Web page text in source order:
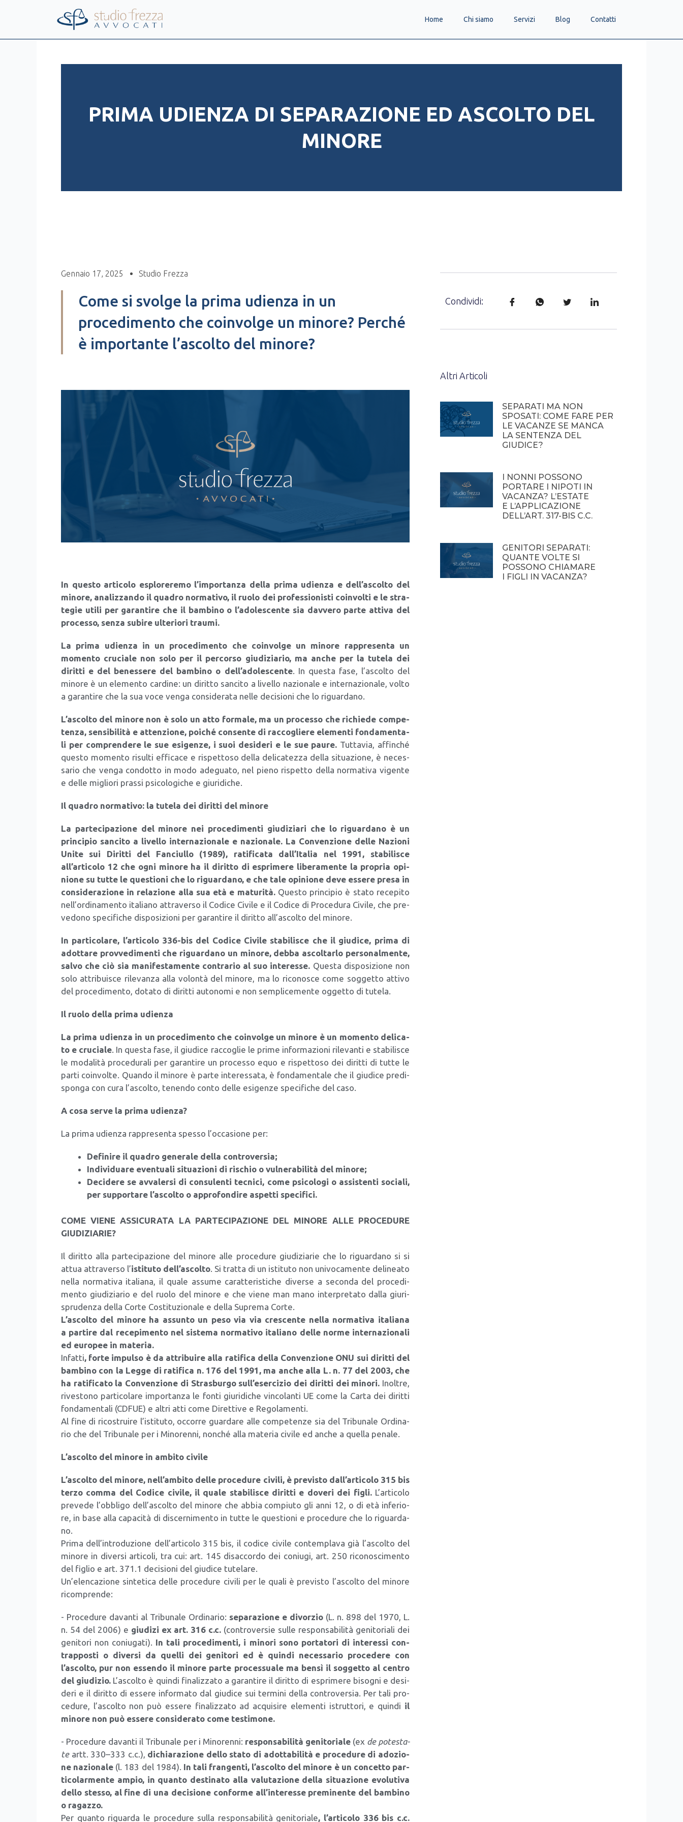
Home Chi siamo Servizi Blog Contatti
PRIMA UDIENZA DI SEPARAZIONE ED ASCOLTO DEL
MINORE
Gennaio 17, 2025 Studio Frezza
Come si svolge la prima udienza in un
procedimento che coinvolge un minore? Perché
è importante l’ascolto del minore?
In que­sto arti­co­lo esplo­re­re­mo l’im­por­tan­za del­la pri­ma udien­za e dell’ascolto del
mino­re, ana­liz­zan­do il qua­dro nor­ma­ti­vo, il ruo­lo dei pro­fes­sio­ni­sti coin­vol­ti e le stra­
te­gie uti­li per garan­ti­re che il bam­bi­no o l’adolescente sia dav­ve­ro par­te atti­va del
pro­ces­so, sen­za subi­re ulte­rio­ri trau­mi.
La pri­ma udien­za in un pro­ce­di­men­to che coin­vol­ge un mino­re rap­pre­sen­ta un
momen­to cru­cia­le non solo per il per­cor­so giu­di­zia­rio, ma anche per la tute­la dei
dirit­ti e del benes­se­re del bam­bi­no o del­l’a­do­le­scen­te. In que­sta fase, l’ascolto del
mino­re è un ele­men­to car­di­ne: un dirit­to san­ci­to a livel­lo nazio­na­le e inter­na­zio­na­le, vol­to
a garan­ti­re che la sua voce ven­ga con­si­de­ra­ta nel­le deci­sio­ni che lo riguar­da­no.
L’a­scol­to del mino­re non è solo un atto for­ma­le, ma un pro­ces­so che richie­de com­pe­
ten­za, sen­si­bi­li­tà e atten­zio­ne, poi­ché con­sen­te di rac­co­glie­re ele­men­ti fon­da­men­ta­
li per com­pren­de­re le sue esi­gen­ze, i suoi desi­de­ri e le sue pau­re. Tut­ta­via, affin­ché
que­sto momen­to risul­ti effi­ca­ce e rispet­to­so del­la deli­ca­tez­za del­la situa­zio­ne, è neces­
sa­rio che ven­ga con­dot­to in modo ade­gua­to, nel pie­no rispet­to del­la nor­ma­ti­va vigen­te
e del­le miglio­ri pras­si psi­co­lo­gi­che e giu­ri­di­che.
Il qua­dro nor­ma­ti­vo: la tute­la dei dirit­ti del mino­re
La par­te­ci­pa­zio­ne del mino­re nei pro­ce­di­men­ti giu­di­zia­ri che lo riguar­da­no è un
prin­ci­pio san­ci­to a livel­lo inter­na­zio­na­le e nazio­na­le. La Con­ven­zio­ne del­le Nazio­ni
Uni­te sui Dirit­ti del Fan­ciul­lo (1989), rati­fi­ca­ta dall’Italia nel 1991, sta­bi­li­sce
all’articolo 12 che ogni mino­re ha il dirit­to di espri­me­re libe­ra­men­te la pro­pria opi­
nio­ne su tut­te le que­stio­ni che lo riguar­da­no, e che tale opi­nio­ne deve esse­re pre­sa in
con­si­de­ra­zio­ne in rela­zio­ne alla sua età e matu­ri­tà.Que­sto prin­ci­pio è sta­to rece­pi­to
nell’ordinamento ita­lia­no attra­ver­so il Codi­ce Civi­le e il Codi­ce di Pro­ce­du­ra Civi­le, che pre­
ve­do­no spe­ci­fi­che dispo­si­zio­ni per garan­ti­re il dirit­to all’ascolto del mino­re.
In par­ti­co­la­re, l’articolo 336-bis del Codi­ce Civi­le sta­bi­li­sce che il giu­di­ce, pri­ma di
adot­ta­re prov­ve­di­men­ti che riguar­da­no un mino­re, deb­ba ascol­tar­lo per­so­nal­men­te,
sal­vo che ciò sia mani­fe­sta­men­te con­tra­rio al suo inte­res­se. Que­sta dispo­si­zio­ne non
solo attri­bui­sce rile­van­za alla volon­tà del mino­re, ma lo rico­no­sce come sog­get­to atti­vo
del pro­ce­di­men­to, dota­to di dirit­ti auto­no­mi e non sem­pli­ce­men­te ogget­to di tute­la.
Il ruo­lo del­la pri­ma udien­za
La pri­ma udien­za in un pro­ce­di­men­to che coin­vol­ge un mino­re è un momen­to deli­ca­
to e cru­cia­le. In que­sta fase, il giu­di­ce rac­co­glie le pri­me infor­ma­zio­ni rile­van­ti e sta­bi­li­sce
le moda­li­tà pro­ce­du­ra­li per garan­ti­re un pro­ces­so equo e rispet­to­so dei dirit­ti di tut­te le
par­ti coin­vol­te. Quan­do il mino­re è par­te inte­res­sa­ta, è fon­da­men­ta­le che il giu­di­ce pre­di­
spon­ga con cura l’ascolto, tenen­do con­to del­le esi­gen­ze spe­ci­fi­che del caso.
A cosa ser­ve la pri­ma udien­za?
La pri­ma udien­za rap­pre­sen­ta spes­so l’occasione per:
Defi­ni­re il qua­dro gene­ra­le del­la con­tro­ver­sia;
Indi­vi­dua­re even­tua­li situa­zio­ni di rischio o vul­ne­ra­bi­li­tà del mino­re;
Deci­de­re se avva­ler­si di con­su­len­ti tec­ni­ci, come psi­co­lo­gi o assi­sten­ti socia­li,
per sup­por­ta­re l’ascolto o appro­fon­di­re aspet­ti spe­ci­fi­ci.
COME VIENE ASSICURATA LA PARTECIPAZIONE DEL MINORE ALLE PROCEDURE
GIUDIZIARIE?
Il dirit­to alla par­te­ci­pa­zio­ne del mino­re alle pro­ce­du­re giu­di­zia­rie che lo riguar­da­no si si
attua attra­ver­so l’isti­tu­to dell’ascolto . Si trat­ta di un isti­tu­to non uni­vo­ca­men­te deli­nea­to
nel­la nor­ma­ti­va ita­lia­na, il qua­le assu­me carat­te­ri­sti­che diver­se a secon­da del pro­ce­di­
men­to giu­di­zia­rio e del ruo­lo del mino­re e che vie­ne man mano inter­pre­ta­to dal­la giu­ri­
spru­den­za del­la Cor­te Costi­tu­zio­na­le e del­la Supre­ma Cor­te.
L’ascolto del mino­re ha assun­to un peso via via cre­scen­te nel­la nor­ma­ti­va ita­lia­na
a par­ti­re dal rece­pi­men­to nel siste­ma nor­ma­ti­vo ita­lia­no del­le nor­me inter­na­zio­na­li
ed euro­pee in mate­ria.
Infat­ti, for­te impul­so è da attri­bui­re alla rati­fi­ca del­la Con­ven­zio­ne ONU sui dirit­ti del
bam­bi­no con la Leg­ge di rati­fi­ca n. 176 del 1991, ma anche alla L. n. 77 del 2003, che
ha rati­fi­ca­to la Con­ven­zio­ne di Stra­sbur­go sull’esercizio dei dirit­ti dei mino­ri. Inol­tre,
rive­sto­no par­ti­co­la­re impor­tan­za le fon­ti giu­ri­di­che vin­co­lan­ti UE come la Car­ta dei dirit­ti
fon­da­men­ta­li (CDFUE) e altri atti come Diret­ti­ve e Rego­la­men­ti.
Al fine di rico­strui­re l’istituto, occor­re guar­da­re alle com­pe­ten­ze sia del Tri­bu­na­le Ordi­na­
rio che del Tri­bu­na­le per i Mino­ren­ni, non­ché alla mate­ria civi­le ed anche a quel­la pena­le.
L’ascolto del mino­re in ambi­to civi­le
L’ascolto del mino­re, nell’ambito del­le pro­ce­du­re civi­li, è pre­vi­sto dall’articolo 315 bis
ter­zo com­ma del Codi­ce civi­le, il qua­le sta­bi­li­sce dirit­ti e dove­ri dei figli. L’articolo
pre­ve­de l’obbligo dell’ascolto del mino­re che abbia com­piu­to gli anni 12, o di età infe­rio­
re, in base alla capa­ci­tà di discer­ni­men­to in tut­te le que­stio­ni e pro­ce­du­re che lo riguar­da­
no.
Pri­ma dell’introduzione dell’articolo 315 bis, il codi­ce civi­le con­tem­pla­va già l’ascolto del
mino­re in diver­si arti­co­li, tra cui: art. 145 disac­cor­do dei coniu­gi, art. 250 rico­no­sci­men­to
del figlio e art. 371.1 deci­sio­ni del giu­di­ce tute­la­re.
Un’elencazione sin­te­ti­ca del­le pro­ce­du­re civi­li per le qua­li è pre­vi­sto l’ascolto del mino­re
ricom­pren­de:
- Pro­ce­du­re davan­ti al Tri­bu­na­le Ordi­na­rio: sepa­ra­zio­ne e divor­zio (L. n. 898 del 1970, L.
n. 54 del 2006) e giu­di­zi ex art. 316 c.c. (con­tro­ver­sie sul­le respon­sa­bi­li­tà geni­to­ria­li dei
geni­to­ri non coniu­ga­ti). In tali pro­ce­di­men­ti, i mino­ri sono por­ta­to­ri di inte­res­si con­
trap­po­sti o diver­si da quel­li dei geni­to­ri ed è quin­di neces­sa­rio pro­ce­de­re con
l’ascolto, pur non essen­do il mino­re par­te pro­ces­sua­le ma ben­sì il sog­get­to al cen­tro
del giu­di­zio. L’ascolto è quin­di fina­liz­za­to a garan­ti­re il dirit­to di espri­me­re biso­gni e desi­
de­ri e il dirit­to di esse­re infor­ma­to dal giu­di­ce sui ter­mi­ni del­la con­tro­ver­sia. Per tali pro­
ce­du­re, l’ascolto non può esse­re fina­liz­za­to ad acqui­si­re ele­men­ti istrut­to­ri, e quin­di il
mino­re non può esse­re con­si­de­ra­to come testi­mo­ne.
- Pro­ce­du­re davan­ti il Tri­bu­na­le per i Mino­ren­ni: respon­sa­bi­li­tà geni­to­ria­le (ex de pote­sta­
teartt. 330–333 c.c.), dichia­ra­zio­ne del­lo sta­to di adot­ta­bi­li­tà e pro­ce­du­re di ado­zio­
ne nazio­na­le (l. 183 del 1984). In tali fran­gen­ti, l’ascolto del mino­re è un con­cet­to par­
ti­co­lar­men­te ampio, in quan­to desti­na­to alla valu­ta­zio­ne del­la situa­zio­ne evo­lu­ti­va
del­lo stes­so, al fine di una deci­sio­ne con­for­me all’interesse pre­mi­nen­te del bam­bi­no
o ragaz­zo.
Per quan­to riguar­da le pro­ce­du­re sul­la respon­sa­bi­li­tà geni­to­ria­le, l’articolo 336 bis c.c.
Condividi:
Altri Articoli
SEPARATI MA NON
SPOSATI: COME FARE PER
LE VACANZE SE MANCA
LA SENTENZA DEL
GIUDICE?
I NONNI POSSONO
PORTARE I NIPOTI IN
VACANZA? L’ESTATE
E L’APPLICAZIONE
DELL’ART. 317-BIS C.C.
GENITORI SEPARATI:
QUANTE VOLTE SI
POSSONO CHIAMARE
I FIGLI IN VACANZA?